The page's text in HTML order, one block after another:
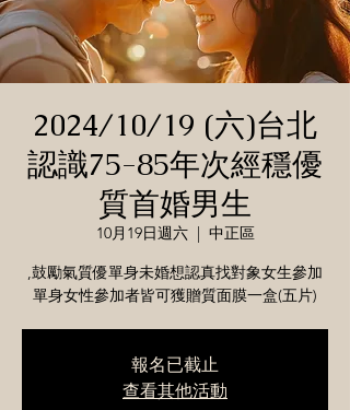
2024/10/19 (六)台北
認識75-85年次經穩優
質首婚男生
10月19日週六
  |
中正區
,鼓勵氣質優單身未婚想認真找對象女生參加
單身女性參加者皆可獲贈質面膜一盒(五片)
報名已截止
查看其他活動